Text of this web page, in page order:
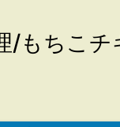
/もちこチ